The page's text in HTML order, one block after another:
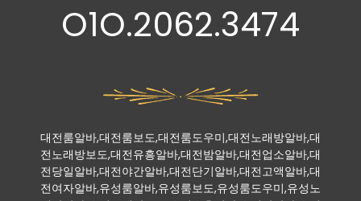
O1O.2062.3474
대전룸알바,대전룸보도,대전룸도우미,대전노래방알바,대
전노래방보도,대전유흥알바,대전밤알바,대전업소알바,대
전당일알바,대전야간알바,대전단기알바,대전고액알바,대
전여자알바,유성룸알바,유성룸보도,유성룸도우미,유성노